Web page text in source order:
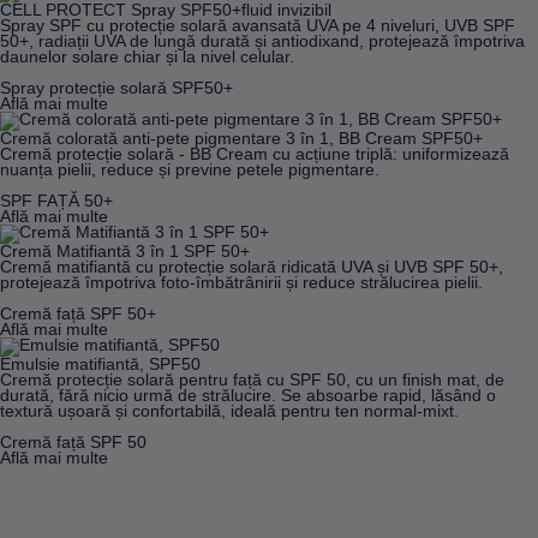
se la capătul opus. În ziua de astăzi, știm că lumina cu cea
mai multă energie, așa-numita lumină albastră, poate crește
stresul oxidativ. Însă, comparativ cu capacitatea radiațiilor
UV de a genera radicali liberi, este mult mai joasă. Cu toate
acestea, ar trebui să ținem cont de ea, deoarece și aceasta
poate cauza deteriorarea pielii.
Infraroșu(IR): Acest tip de radiații solare electromagnetice
sunt invizibile ochiului uman. Ele sunt clasificate în IR-A, IR-
B și IR-C. Știm despre IR-A, care reprezintă 30% din
totalitatea razelor infraroșii, au o activitate biologică asupra
pielii. Nu trebuie să uităm că acestea pătrund foarte adânc
în piele, până la hipodermă, provocând senzația de căldură.
În plus, acest tip de radiații pot și să genereze radicali liberi,
crescând stresul oxidativ și accelerând procesul de
îmbătrânire. Acest lucru este posibil deoarece ele afectează
structuri precumcolagenulșielastina, cu rol major în
fermitatea și elasticitatea pielii. Radiațiile provoacă
și elastică, se poate lăsa și pot apărea ridurile.
Cum afectează pielea razele ultraviolete?
deteriorări cutanate severe dacă nu este utilizată protecție
solară corespunzătoare și nu este reaplicată frecvent. Acest
CELL PROTECT Spray SPF50+fluid invizibil
Spray SPF cu protecție solară avansată UVA pe 4 niveluri, UVB SPF
50+, radiații UVA de lungă durată și antiodixand, protejează împotriva
daunelor solare chiar și la nivel celular.
Spray protecție solară SPF50+
Află mai multe
Cremă colorată anti-pete pigmentare 3 în 1, BB Cream SPF50+
Cremă protecție solară - BB Cream cu acțiune triplă: uniformizează
nuanța pielii, reduce și previne petele pigmentare.
SPF FAȚĂ 50+
Află mai multe
Cremă Matifiantă 3 în 1 SPF 50+
Cremă matifiantă cu protecție solară ridicată UVA și UVB SPF 50+,
protejează împotriva foto-îmbătrânirii și reduce strălucirea pielii.
Cremă față SPF 50+
Află mai multe
Emulsie matifiantă, SPF50
Cremă protecție solară pentru față cu SPF 50, cu un finish mat, de
durată, fără nicio urmă de strălucire. Se absoarbe rapid, lăsând o
textură ușoară și confortabilă, ideală pentru ten normal-mixt.
Cremă față SPF 50
Află mai multe